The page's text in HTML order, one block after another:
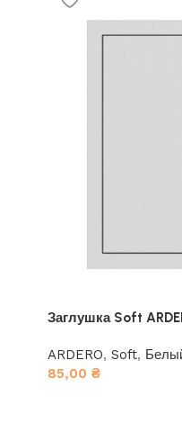
Заглушка Soft
ARDERO, Soft,
85,00 ₴